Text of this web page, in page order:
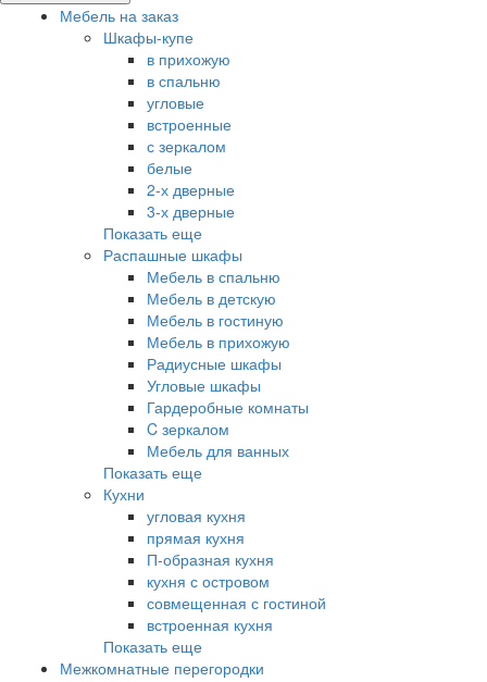
Мебель на заказ
Шкафы-купе
в прихожую
в спальню
угловые
встроенные
с зеркалом
белые
2-х дверные
3-х дверные
Показать еще
Распашные шкафы
Мебель в спальню
Мебель в детскую
Мебель в гостиную
Мебель в прихожую
Радиусные шкафы
Угловые шкафы
Гардеробные комнаты
C зеркалом
Мебель для ванных
Показать еще
Кухни
угловая кухня
прямая кухня
П-образная кухня
кухня с островом
совмещенная с гостиной
встроенная кухня
Показать еще
Межкомнатные перегородки